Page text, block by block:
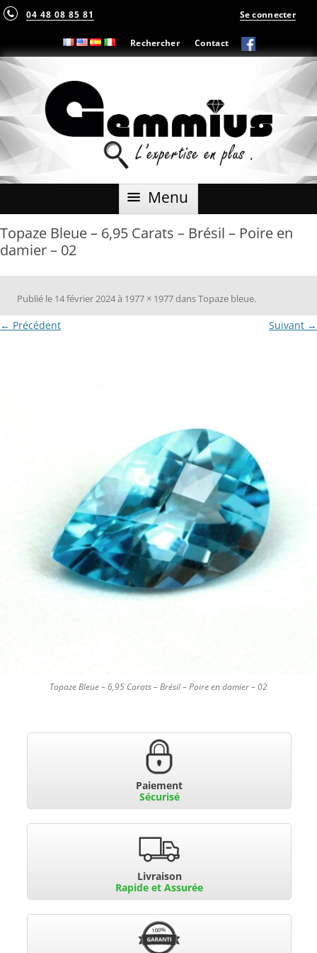
04 48 08 85 81
Rechercher Contact
Se connecter
Menu Aller
Topaze Bleue – 6,95 Carats – Brésil – Poire en
damier – 02
Publié le 14 février 2024à 1977 × 1977dansTopaze bleue.
← Précédent Suivant →
Topaze Bleue – 6,95 Carats – Brésil – Poire en damier – 02
Paiement
Sécurisé
Livraison
Rapide et Assurée